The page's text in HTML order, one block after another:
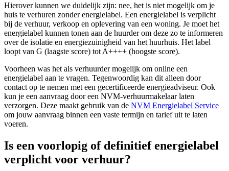
Hierover kunnen we duidelijk zijn: nee, het is niet mogelijk om je
huis te verhuren zonder energielabel. Een energielabel is verplicht
bij de verhuur, verkoop en oplevering van een woning. Je moet het
energielabel kunnen tonen aan de huurder om deze zo te informeren
over de isolatie en energiezuinigheid van het huurhuis. Het label
loopt van G (laagste score) tot A++++ (hoogste score).
Voorheen was het als verhuurder mogelijk om online een
energielabel aan te vragen. Tegenwoordig kan dit alleen door
contact op te nemen met een gecertificeerde energieadviseur. Ook
kun je een aanvraag door een NVM-verhuurmakelaar laten
verzorgen. Deze maakt gebruik van de NVM Energielabel Service
om jouw aanvraag binnen een vaste termijn en tarief uit te laten
voeren.
Is een voorlopig of definitief energielabel
verplicht voor verhuur?